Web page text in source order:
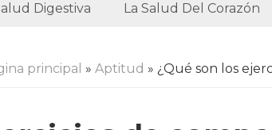
Digestiva La Salud Del Corazón
principal » Aptitud » ¿Qué son los